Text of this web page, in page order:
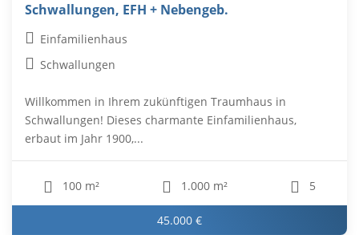
Schwallungen, EFH + Nebengeb.
Einfamilienhaus
Schwallungen
Willkommen in Ihrem zukünftigen Traumhaus in
Schwallungen! Dieses charmante Einfamilienhaus,
erbaut im Jahr 1900,...
100 m² 1.000 m² 5
45.000 €